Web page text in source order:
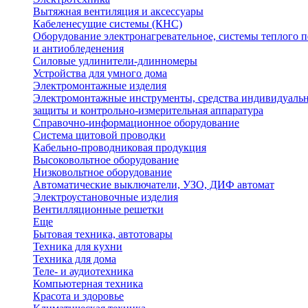
Вытяжная вентиляция и аксессуары
Кабеленесущие системы (КНС)
Оборудование электронагревательное, системы теплого
и антиобледенения
Силовые удлинители-длинномеры
Устройства для умного дома
Электромонтажные изделия
Электромонтажные инструменты, средства
защиты и контрольно-измерительная аппаратура
Справочно-информационное оборудование
Система щитовой проводки
Кабельно-проводниковая продукция
Высоковольтное оборудование
Низковольтное оборудование
Автоматические выключатели, УЗО, ДИФ автомат
Электроустановочные изделия
Вентилляционные решетки
Еще
Бытовая техника, автотовары
Техника для кухни
Техника для дома
Теле- и аудиотехника
Компьютерная техника
Красота и здоровье